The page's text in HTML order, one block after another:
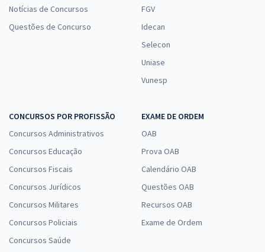
Notícias de Concursos
Questões de Concurso
FGV
Idecan
Selecon
Uniase
Vunesp
CONCURSOS POR PROFISSÃO
Concursos Administrativos
Concursos Educação
Concursos Fiscais
Concursos Jurídicos
Concursos Militares
Concursos Policiais
Concursos Saúde
EXAME DE ORDEM
OAB
Prova OAB
Calendário OAB
Questões OAB
Recursos OAB
Exame de Ordem